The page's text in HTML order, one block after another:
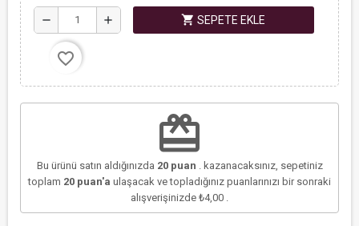
remove add shopping_cart SEPETE EKLE
favorite_border
redeem
Bu ürünü satın aldığınızda 20puan . kazanacaksınız, sepetiniz
toplam 20 puan'a ulaşacak ve topladığınız puanlarınızı bir sonraki
alışverişinizde ₺4,00